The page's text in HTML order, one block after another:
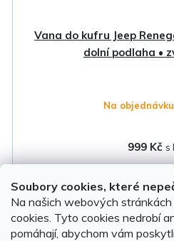
Soubory cookies, které
Na našich webových
cookies. Tyto cookies nedrobí
pomáhají, abychom vám
Vana do kufru Jeep
dolní podlaha •
Na
999 Kč
DO